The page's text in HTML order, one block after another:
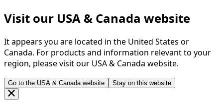
Visit our USA & Canada website
It appears you are located in the United States or
Canada. For products and information relevant to your
region, please visit our USA & Canada website.
Go to the USA & Canada website Stay on this website